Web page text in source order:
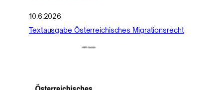
10.6.2026
Textausgabe Österreichisches Migrationsrecht